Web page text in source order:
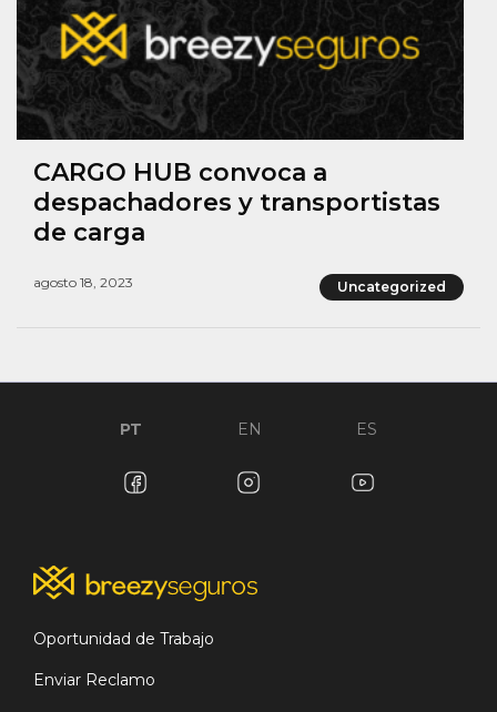
CARGO HUB convoca a
despachadores y transportistas
de carga
agosto 18, 2023 Uncategorized
PT EN ES
Oportunidad de Trabajo
Enviar Reclamo